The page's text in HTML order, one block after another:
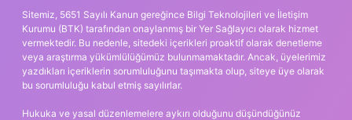
Sitemiz, 5651 Sayılı Kanun gereğince Bilgi Teknolojileri ve İletişim
Kurumu (BTK) tarafından onaylanmış bir Yer Sağlayıcı olarak hizmet
vermektedir. Bu nedenle, sitedeki içerikleri proaktif olarak denetleme
veya araştırma yükümlülüğümüz bulunmamaktadır. Ancak, üyelerimiz
yazdıkları içeriklerin sorumluluğunu taşımakta olup, siteye üye olarak
bu sorumluluğu kabul etmiş sayılırlar.
Hukuka ve yasal düzenlemelere aykırı olduğunu düşündüğünüz